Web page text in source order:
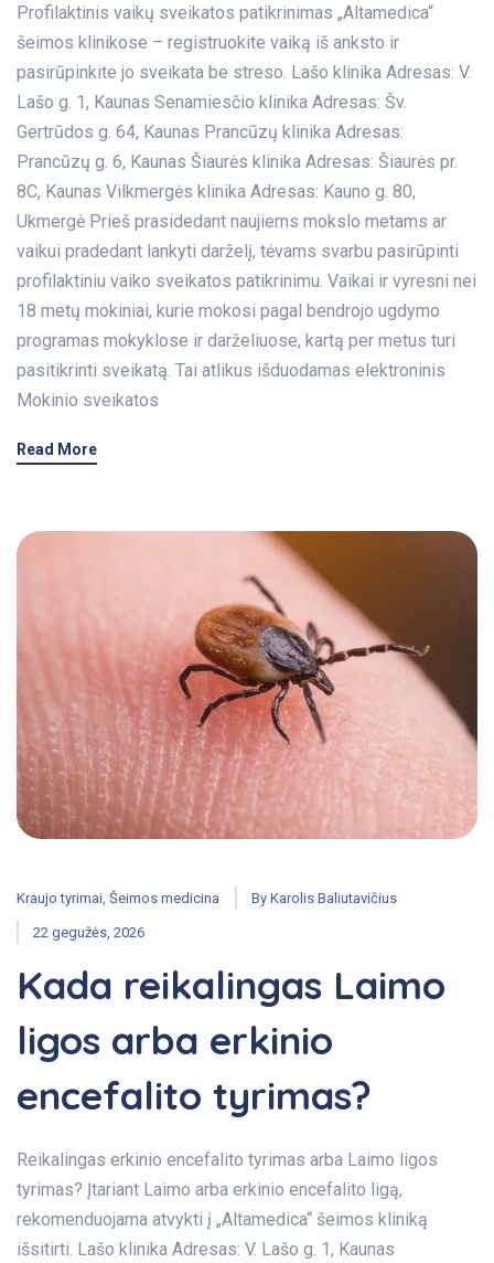
Profilaktinis vaikų sveikatos patikrinimas „Altamedica“
šeimos klinikose – registruokite vaiką iš anksto ir
pasirūpinkite jo sveikata be streso. Lašo klinika Adresas: V.
Lašo g. 1, Kaunas Senamiesčio klinika Adresas: Šv.
Gertrūdos g. 64, Kaunas Prancūzų klinika Adresas:
Prancūzų g. 6, Kaunas Šiaurės klinika Adresas: Šiaurės pr.
8C, Kaunas Vilkmergės klinika Adresas: Kauno g. 80,
Ukmergė Prieš prasidedant naujiems mokslo metams ar
vaikui pradedant lankyti darželį, tėvams svarbu pasirūpinti
profilaktiniu vaiko sveikatos patikrinimu. Vaikai ir vyresni nei
18 metų mokiniai, kurie mokosi pagal bendrojo ugdymo
programas mokyklose ir darželiuose, kartą per metus turi
pasitikrinti sveikatą. Tai atlikus išduodamas elektroninis
Mokinio sveikatos
Read More
Kraujo tyrimai Šeimos medicina By Karolis Baliutavičius
22 gegužės, 2026
Kada reikalingas Laimo
ligos arba erkinio
encefalito tyrimas?
Reikalingas erkinio encefalito tyrimas arba Laimo ligos
tyrimas? Įtariant Laimo arba erkinio encefalito ligą,
rekomenduojama atvykti į „Altamedica“ šeimos kliniką
išsitirti. Lašo klinika Adresas: V. Lašo g. 1, Kaunas